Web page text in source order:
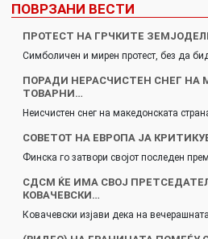
ПОВРЗАНИ ВЕСТИ
ПРОТЕСТ НА ГРЧКИТЕ
Симболичен и мирен протест, без да
ПОРАДИ НЕРАСЧИСТЕН СНЕГ НА
ТОВАРНИ…
Неисчистен снег на македонската
СОВЕТОТ НА ЕВРОПА ЈА
Финска го затвори својот последен
СДСМ ЌЕ ИМА СВОЈ
КОВАЧЕВСКИ…
Ковачевски изјави дека на